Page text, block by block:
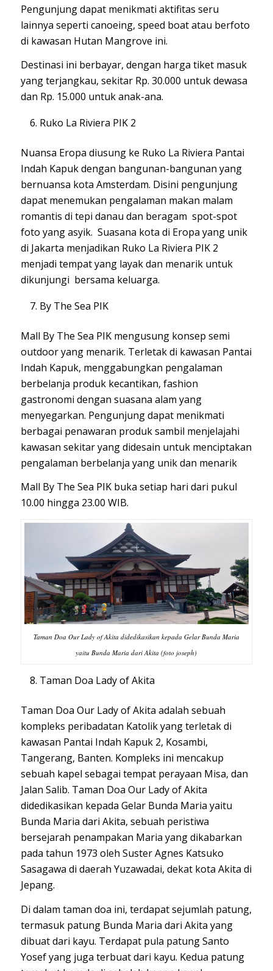
Pengunjung dapat menikmati aktifitas seru
lainnya seperti canoeing, speed boat atau berfoto
di kawasan Hutan Mangrove ini.
Destinasi ini berbayar, dengan harga tiket masuk
yang terjangkau, sekitar Rp. 30.000 untuk dewasa
dan Rp. 15.000 untuk anak-ana.
Ruko La Riviera PIK 2
Nuansa Eropa diusung ke Ruko La Riviera Pantai
Indah Kapuk dengan bangunan-bangunan yang
bernuansa kota Amsterdam. Disini pengunjung
dapat menemukan pengalaman makan malam
romantis di tepi danau dan beragam spot-spot
foto yang asyik. Suasana kota di Eropa yang unik
di Jakarta menjadikan Ruko La Riviera PIK 2
menjadi tempat yang layak dan menarik untuk
dikunjungi bersama keluarga.
By The Sea PIK
Mall By The Sea PIK mengusung konsep semi
outdoor yang menarik. Terletak di kawasan Pantai
Indah Kapuk, menggabungkan pengalaman
berbelanja produk kecantikan, fashion
gastronomi dengan suasana alam yang
menyegarkan. Pengunjung dapat menikmati
berbagai penawaran produk sambil menjelajahi
kawasan sekitar yang didesain untuk menciptakan
pengalaman berbelanja yang unik dan menarik
Mall By The Sea PIK buka setiap hari dari pukul
10.00 hingga 23.00 WIB.
Taman Doa Our Lady of Akita didedikasikan kepada Gelar Bunda Maria
yaitu Bunda Maria dari Akita (foto joseph)
Taman Doa Lady of Akita
Taman Doa Our Lady of Akita adalah sebuah
kompleks peribadatan Katolik yang terletak di
kawasan Pantai Indah Kapuk 2, Kosambi,
Tangerang, Banten. Kompleks ini mencakup
sebuah kapel sebagai tempat perayaan Misa, dan
Jalan Salib. Taman Doa Our Lady of Akita
didedikasikan kepada Gelar Bunda Maria yaitu
Bunda Maria dari Akita, sebuah peristiwa
bersejarah penampakan Maria yang dikabarkan
pada tahun 1973 oleh Suster Agnes Katsuko
Sasagawa di daerah Yuzawadai, dekat kota Akita di
Jepang.
Di dalam taman doa ini, terdapat sejumlah patung,
termasuk patung Bunda Maria dari Akita yang
dibuat dari kayu. Terdapat pula patung Santo
Yosef yang juga terbuat dari kayu. Kedua patung